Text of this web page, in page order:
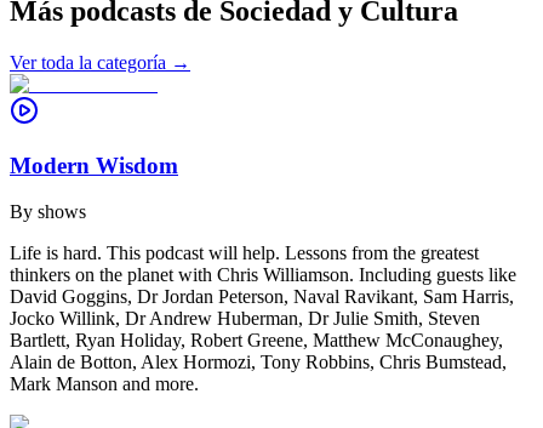
Más podcasts de Sociedad y Cultura
Ver toda la categoría →
Modern Wisdom
By shows
Life is hard. This podcast will help. Lessons from the greatest
thinkers on the planet with Chris Williamson. Including guests like
David Goggins, Dr Jordan Peterson, Naval Ravikant, Sam Harris,
Jocko Willink, Dr Andrew Huberman, Dr Julie Smith, Steven
Bartlett, Ryan Holiday, Robert Greene, Matthew McConaughey,
Alain de Botton, Alex Hormozi, Tony Robbins, Chris Bumstead,
Mark Manson and more.